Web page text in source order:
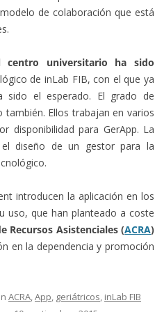
de colaboración que está
universitario ha sido
de inLab FIB, con el que ya
sido el esperado. El grado de
Ellos trabajan en varios
disponibilidad para GerApp. La
diseño de un gestor para la
introducen la aplicación en los
uso, que han planteado a coste
Recursos Asistenciales (ACRA)
en la dependencia y promoción
ACRA,App, geriátricos, inLab FIB